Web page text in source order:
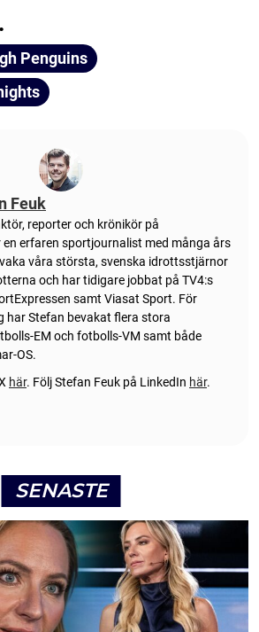
Penguins
Feuk
reporter och krönikör på
en erfaren sportjournalist med många års
våra största, svenska idrottsstjärnor
och har tidigare jobbat på TV4:s
samt Viasat Sport. För
har Stefan bevakat flera stora
EM och fotbolls-VM samt både
OS.
här. Följ Stefan Feuk på LinkedIn här.
SENASTE